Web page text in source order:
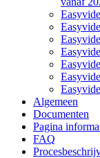
Algemeen
Documenten
Pagina
FAQ